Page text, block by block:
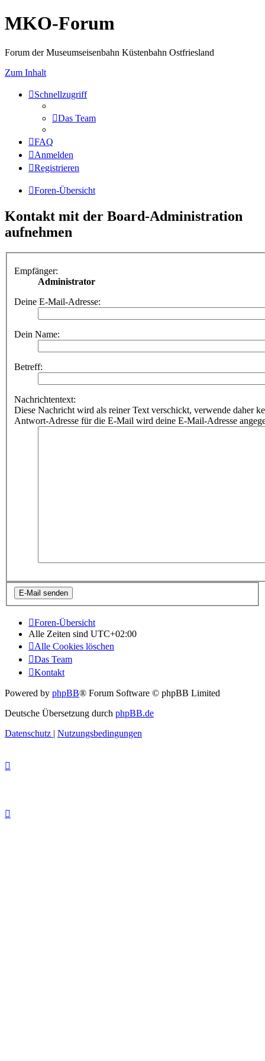
MKO-Forum
Forum der Museumseisenbahn Küstenbahn Ostfriesland
Zum Inhalt
Schnellzugriff
Das Team
FAQ
Anmelden
Registrieren
Foren-Übersicht
Kontakt mit der Board-Administration
aufnehmen
Empfänger:
Administrator
Deine E-Mail-Adresse:
Dein Name:
Betreff:
Nachrichtentext:
Diese Nachricht wird als reiner Text verschickt, verwende daher
Antwort-Adresse für die E-Mail wird deine E-Mail-Adresse
Foren-Übersicht
Alle Zeiten sind UTC+02:00
Alle Cookies löschen
Das Team
Kontakt
Powered by phpBB® Forum Software © phpBB Limited
Deutsche Übersetzung durch phpBB.de
Datenschutz | Nutzungsbedingungen